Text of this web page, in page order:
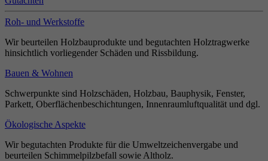
Roh- und Werkstoffe
Wir beurteilen Holzbauprodukte und begutachten Holztragwerke
hinsichtlich vorliegender Schäden und Rissbildung.
Bauen & Wohnen
Schwerpunkte sind Holzschäden, Holzbau, Bauphysik, Fenster,
Parkett, Oberflächenbeschichtungen, Innenraumluftqualität und dgl.
Ökologische Aspekte
Wir begutachten Produkte für die Umweltzeichenvergabe und
beurteilen Schimmelpilzbefall sowie Altholz.